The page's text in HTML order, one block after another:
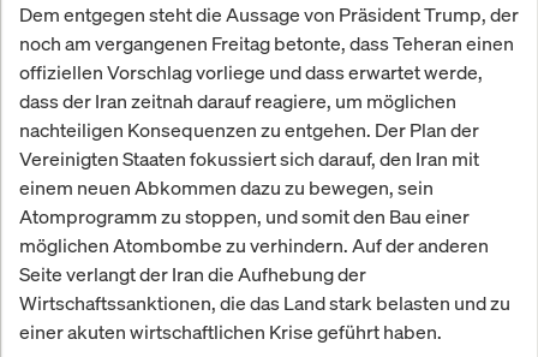
Dem entgegen steht die Aussage von Präsident Trump, der
noch am vergangenen Freitag betonte, dass Teheran einen
offiziellen Vorschlag vorliege und dass erwartet werde,
dass der Iran zeitnah darauf reagiere, um möglichen
nachteiligen Konsequenzen zu entgehen. Der Plan der
Vereinigten Staaten fokussiert sich darauf, den Iran mit
einem neuen Abkommen dazu zu bewegen, sein
Atomprogramm zu stoppen, und somit den Bau einer
möglichen Atombombe zu verhindern. Auf der anderen
Seite verlangt der Iran die Aufhebung der
Wirtschaftssanktionen, die das Land stark belasten und zu
einer akuten wirtschaftlichen Krise geführt haben.